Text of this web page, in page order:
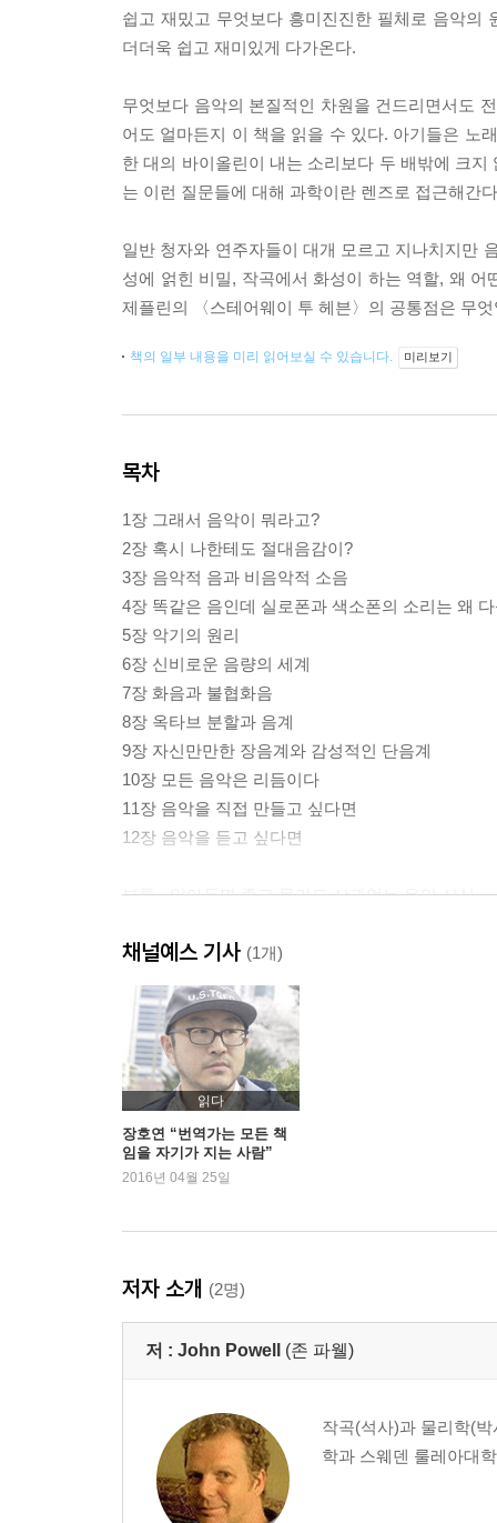
쉽고 재밌고 무엇보다 흥미진진한 필체로 음악의
더더욱 쉽고 재미있게 다가온다.
무엇보다 음악의 본질적인 차원을 건드리면서도
어도 얼마든지 이 책을 읽을 수 있다. 아기들은 노
한 대의 바이올린이 내는 소리보다 두 배밖에 크
는 이런 질문들에 대해 과학이란 렌즈로 접근해간
일반 청자와 연주자들이 대개 모르고 지나치지만
성에 얽힌 비밀, 작곡에서 화성이 하는 역할, 왜
제플린의 〈스테어웨이 투 헤븐〉의 공통점은 무
책의 일부 내용을 미리 읽어보실 수 있습니다. 미리보기
목차
1장 그래서 음악이 뭐라고?
2장 혹시 나한테도 절대음감이?
3장 음악적 음과 비음악적 소음
4장 똑같은 음인데 실로폰과 색소폰의 소리는 왜
5장 악기의 원리
6장 신비로운 음량의 세계
7장 화음과 불협화음
8장 옥타브 분할과 음계
9장 자신만만한 장음계와 감성적인 단음계
10장 모든 음악은 리듬이다
11장 음악을 직접 만들고 싶다면
12장 음악을 듣고 싶다면
부록 - 알아두면 좋고 몰라도 상관없는 음악 상식
감사의 말
옮긴이의 말
찾아보기
채널예스 기사 (1개)
읽다
장호연 “번역가는 모든 책
임을 자기가 지는 사람”
2016년 04월 25일
저자 소개 (2명)
저 : John Powell (존 파웰)
작곡(석사)과 물리학(
학과 스웨덴 룰레아대